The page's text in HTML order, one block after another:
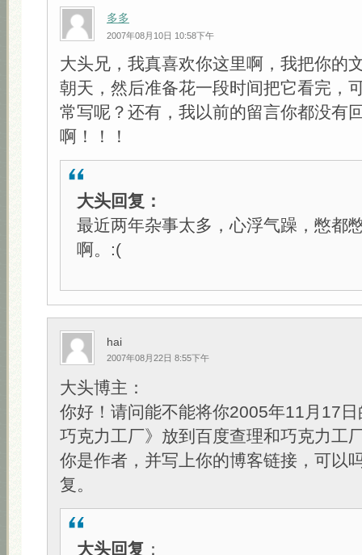
多多
2007年08月10日 10:58下午
大头兄，我真喜欢你这里啊，我把你的
朝天，然后准备花一段时间把它看完，
常写呢？还有，我以前的留言你都没有
啊！！！
大头回复：
最近两年杂事太多，心浮气躁，憋都
啊。:(
hai
2007年08月22日 8:55下午
大头博主：
你好！请问能不能将你2005年11月17
巧克力工厂》放到百度查理和巧克力工
你是作者，并写上你的博客链接，可以
复。
大头回复 ：